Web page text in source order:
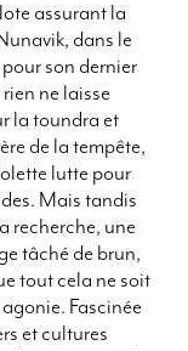
assurant la
dans le
son dernier
ne laisse
la toundra et
de la tempête,
lutte pour
Mais tandis
recherche, une
tâché de brun,
tout cela ne soit
Fascinée
et cultures